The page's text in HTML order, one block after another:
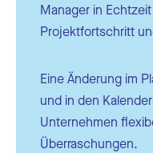
Manager in
Projektfortschritt
Eine Änderung im
und in den
Unternehmen
Überraschungen.